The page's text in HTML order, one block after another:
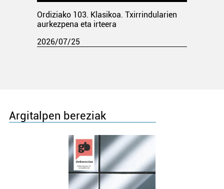
Ordiziako 103. Klasikoa. Txirrindularien
aurkezpena eta irteera
2026/07/25
Argitalpen bereziak